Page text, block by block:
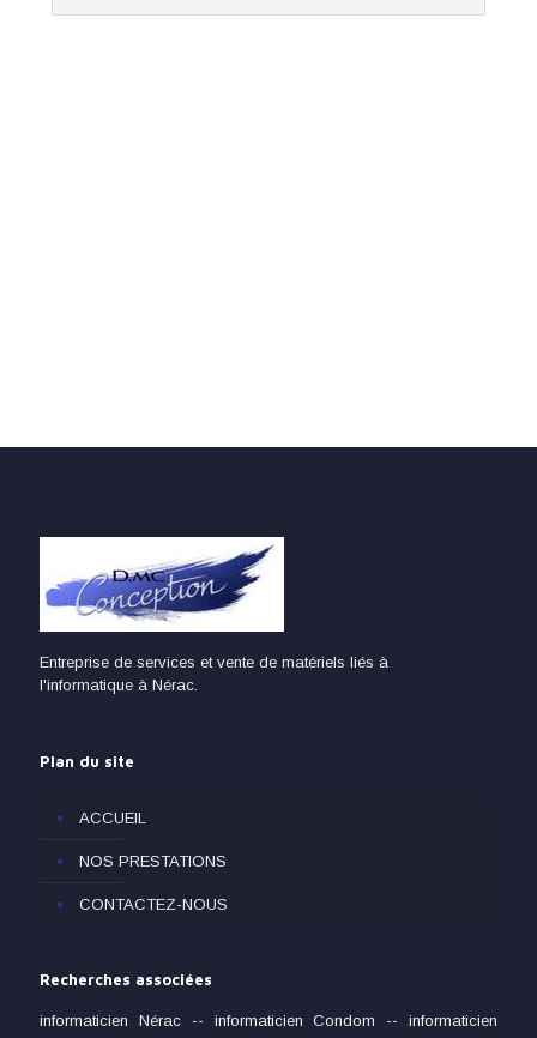
Entreprise de services et vente de matériels liés à
l'informatique à Nérac.
Plan du site
ACCUEIL
NOS PRESTATIONS
CONTACTEZ-NOUS
Recherches associées
informaticien Nérac-- informaticien Condom --informaticien